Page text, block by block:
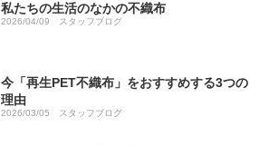
私たちの生活のなかの不織布
2026/04/09 スタッフブログ
今「再生PET不織布」をおすすめする3つの
理由
2026/03/05 スタッフブログ